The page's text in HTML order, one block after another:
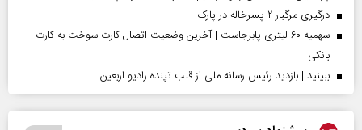
درگیری مرگبار ۲ پسرخاله در پارک
سهمیه ۶۰ لیتری پابرجاست | آخرین وضعیت اتصال کارت سوخت به کارت
بانکی
ببینید | بازدید رئیس رسانه ملی از قلب تپنده رادیو اربعین